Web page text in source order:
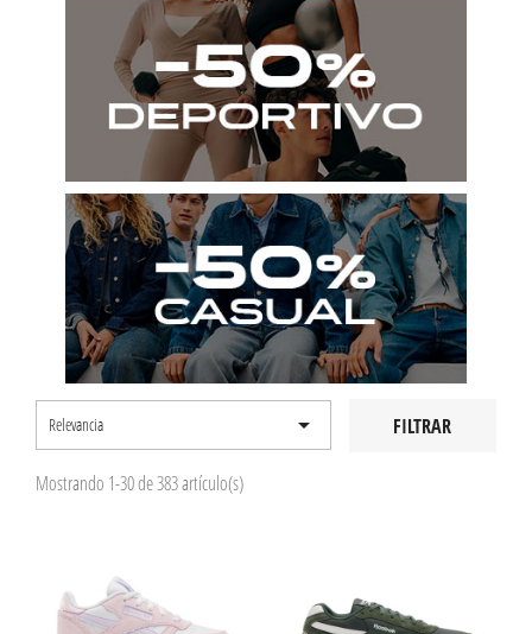
Relevancia  FILTRAR
Mostrando 1-30 de 383 artículo(s)